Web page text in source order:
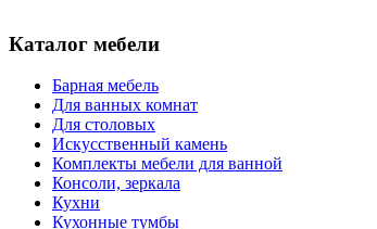
Каталог мебели
Барная мебель
Для ванных комнат
Для столовых
Искусственный камень
Комплекты мебели для ванной
Консоли, зеркала
Кухни
Кухонные тумбы